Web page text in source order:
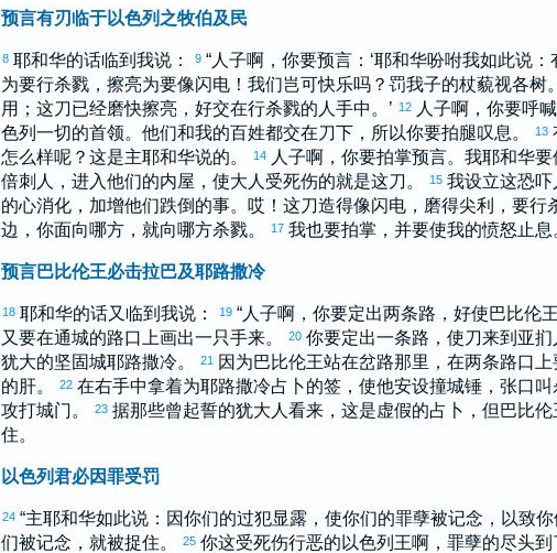
预言有刃临于以色列之牧伯及民
8 耶和华的话临到我说： 9 “人子啊，你要预言：‘耶和华吩咐我如此说
为要行杀戮，擦亮为要像闪电！我们岂可快乐吗？罚我子的杖藐视各树
用；这刀已经磨快擦亮，好交在行杀戮的人手中。’ 12 人子啊，你要呼
色列 一切的首领。他们和我的百姓都交在刀下，所以你要拍腿叹息。 13
怎么样呢？这是主耶和华说的。
14 人子啊，你要拍掌预言。我耶和华
倍刺人，进入他们的内屋，使大人受死伤的就是这刀。
15 我设立这恐
的心消化，加增他们跌倒的事。哎！这刀造得像闪电，磨得尖利，要行
边，你面向哪方，就向哪方杀戮。
17 我也要拍掌，并要使我的愤怒止息
预言巴比伦王必击拉巴及耶路撒冷
18 耶和华的话又临到我说： 19 “人子啊，你要定出两条路，好使巴比伦
又要在通城的路口上画出一只手来。
20 你要定出一条路，使刀来到 亚扪
犹大的坚固城耶路撒冷。 21 因为巴比伦王站在岔路那里，在两条路口
的肝。
22 在右手中拿着为耶路撒冷占卜的签，使他安设撞城锤，张口
攻打城门。
23 据那些曾起誓的犹大 人看来，这是虚假的占卜，但 巴比伦
住。
以色列君必因罪受罚
24 “主耶和华如此说：因你们的过犯显露，使你们的罪孽被记念，以致
们被记念，就被捉住。
25 你这受死伤行恶的 以色列 王啊，罪孽的尽头